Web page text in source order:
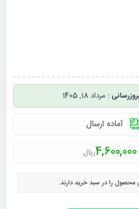
مرداد 18, 1405
آماده ارسال
4,600,000ریال
محصول را در سبد خرید دارند.